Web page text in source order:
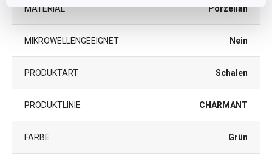
MATERIAL Porzellan
MIKROWELLENGEEIGNET Nein
PRODUKTART Schalen
PRODUKTLINIE CHARMANT
FARBE Grün